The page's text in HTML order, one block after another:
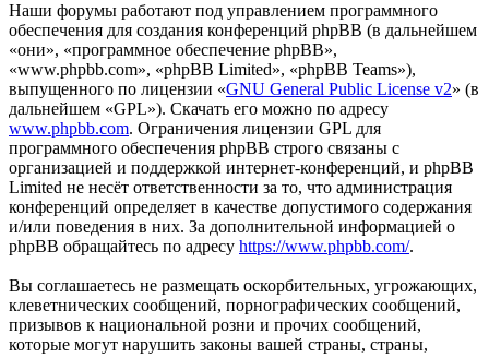
Наши форумы работают под управлением программного
обеспечения для создания конференций phpBB (в дальнейшем
«они», «программное обеспечение phpBB»,
«www.phpbb.com», «phpBB Limited», «phpBB Teams»),
выпущенного по лицензии «GNU General Public License v2» (в
дальнейшем «GPL»). Скачать его можно по адресу
www.phpbb.com. Ограничения лицензии GPL для
программного обеспечения phpBB строго связаны с
организацией и поддержкой интернет-конференций, и phpBB
Limited не несёт ответственности за то, что администрация
конференций определяет в качестве допустимого содержания
и/или поведения в них. За дополнительной информацией о
phpBB обращайтесь по адресу https://www.phpbb.com/.
Вы соглашаетесь не размещать оскорбительных, угрожающих,
клеветнических сообщений, порнографических сообщений,
призывов к национальной розни и прочих сообщений,
которые могут нарушить законы вашей страны, страны,